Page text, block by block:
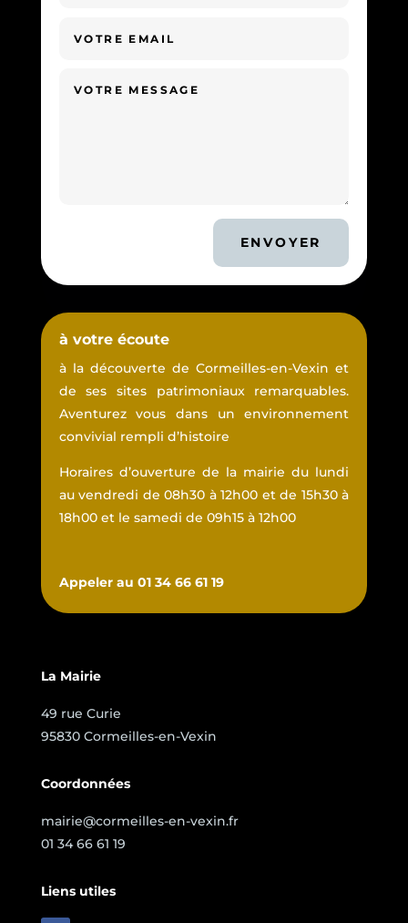
ENVOYER
à votre écoute
à la découverte de Cormeilles-en-Vexin et
de ses sites patrimoniaux remarquables.
Aventurez vous dans un environnement
convivial rempli d’histoire
Horaires d’ouverture de la mairie du lundi
au vendredi de 08h30 à 12h00 et de 15h30 à
18h00 et le samedi de 09h15 à 12h00
Appeler au 01 34 66 61 19
La Mairie
49 rue Curie
95830 Cormeilles-en-Vexin
Coordonnées
mairie@cormeilles-en-vexin.fr
01 34 66 61 19
Liens utiles